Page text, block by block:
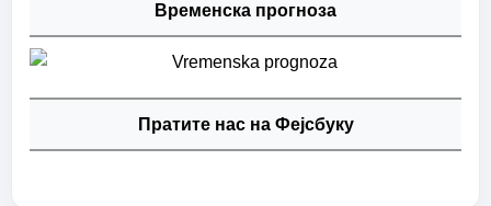
Временска прогноза
Пратите нас на Фејсбуку